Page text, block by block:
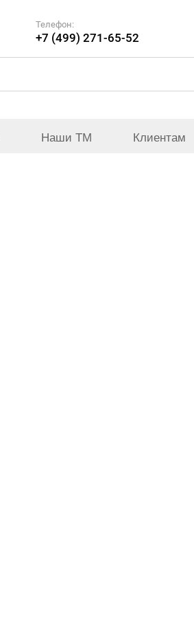
Телефон:
+7 (499) 271-65-52
Наши ТМ Клиентам